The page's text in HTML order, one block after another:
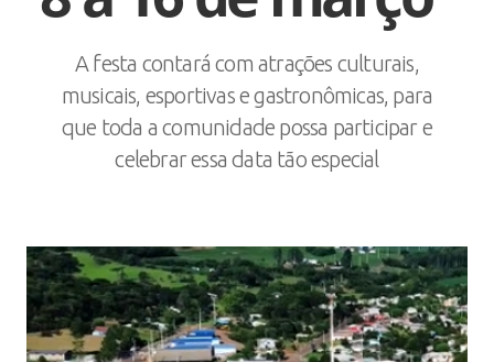
A festa contará com atrações culturais,
musicais, esportivas e gastronômicas, para
que toda a comunidade possa participar e
celebrar essa data tão especial